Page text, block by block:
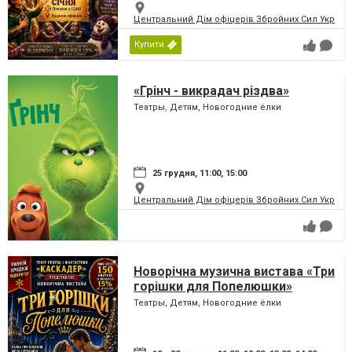
Центральний Дім офіцерів Збройних Сил
Купити
«Грінч - викрадач різдва»
Театры, Детям, Новогодние ёлки
25 грудня, 11:00, 15:00
Центральний Дім офіцерів Збройних Сил
Новорічна музична вистава «Три
горішки для Попелюшки»
Театры, Детям, Новогодние ёлки